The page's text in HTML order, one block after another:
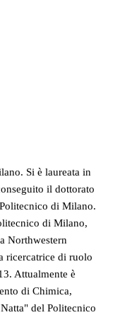
Si è laureata in
il dottorato
di Milano.
di Milano,
Northwestern
ricercatrice di ruolo
Attualmente è
di Chimica,
del Politecnico